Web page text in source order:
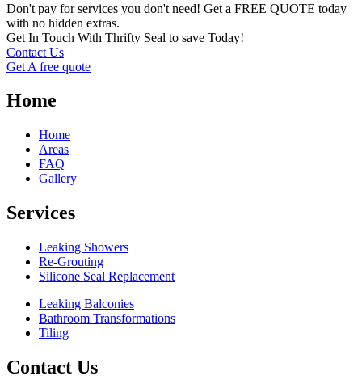
Don't pay for services you don't need! Get a FREE QUOTE today
with no hidden extras.
Get In Touch With Thrifty Seal to save Today!
Contact Us
Get A free quote
Home
Home
Areas
FAQ
Gallery
Services
Leaking Showers
Re-Grouting
Silicone Seal Replacement
Leaking Balconies
Bathroom Transformations
Tiling
Contact Us